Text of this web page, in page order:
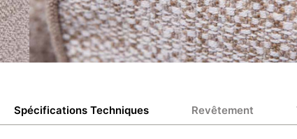
Spécifications Techniques Revêtement